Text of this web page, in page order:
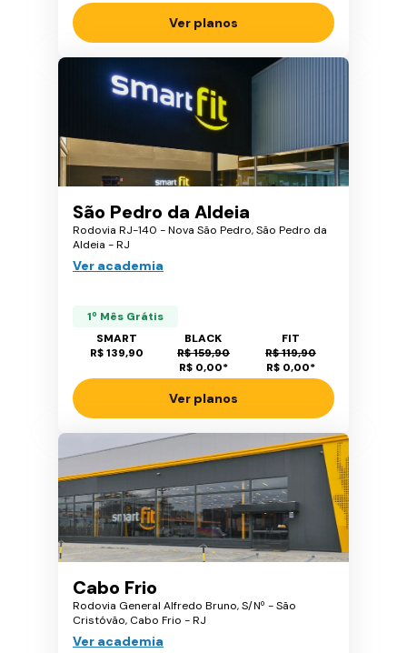
Ver planos
São Pedro da Aldeia
Rodovia RJ-140 - Nova São Pedro, São Pedro da
Aldeia - RJ
Ver academia
1º Mês Grátis
SMART
R$ 139,90
BLACK
R$ 159,90
R$ 0,00*
FIT
R$ 119,90
R$ 0,00*
Ver planos
Cabo Frio
Rodovia General Alfredo Bruno, S/Nº - São
Cristóvão, Cabo Frio - RJ
Ver academia